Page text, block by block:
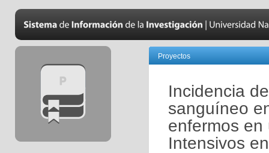
Proyectos
Incidencia
sanguíneo
enfermos
Intensivos